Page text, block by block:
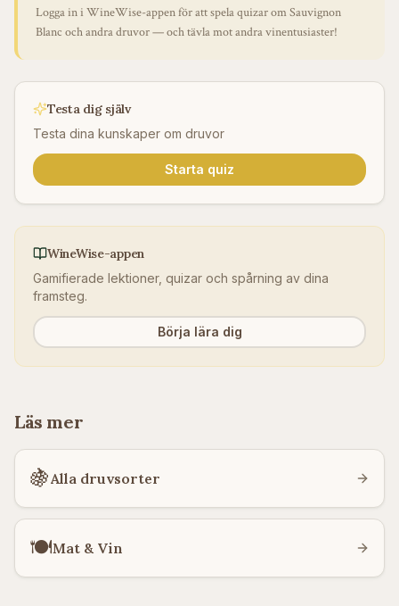
Logga in i WineWise-appen för att spela quizar omSauvignon
Blanc och andra druvor — och tävla mot andra vinentusiaster!
Testa dig själv
Testa dina kunskaper om druvor
Starta quiz
WineWise-appen
Gamifierade lektioner, quizar och spårning av dina
framsteg.
Börja lära dig
Läs mer
🍇Alla druvsorter
🍽️Mat & Vin